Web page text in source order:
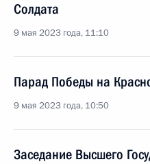
Солдата
9 мая 2023 года, 11:10
Парад Победы на
9 мая 2023 года, 10:50
Заседание Высшего